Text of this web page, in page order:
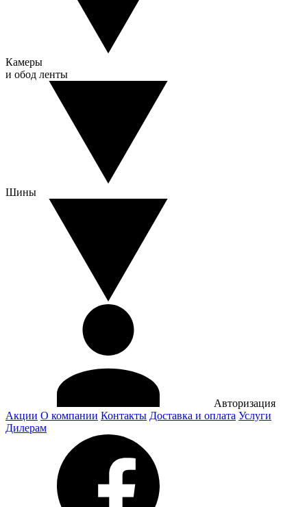
Камеры
и обод ленты
Шины
Авторизация
Акции О компании Контакты Доставка и оплата Услуги
Дилерам